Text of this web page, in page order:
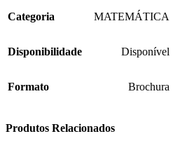
Categoria MATEMÁTICA
Disponibilidade Disponível
Formato Brochura
Produtos Relacionados